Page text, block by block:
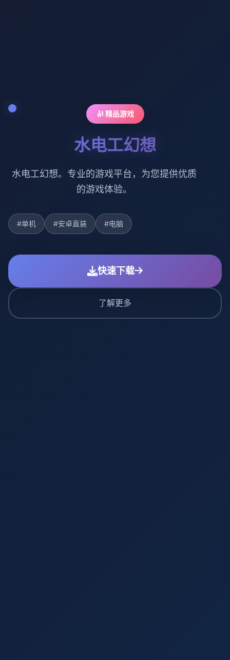
🎻 精品游戏
水电工幻想
水电工幻想。专业的游戏平台，为您提供优质
的游戏体验。
#单机 #安卓直装 #电脑
快速下载
了解更多